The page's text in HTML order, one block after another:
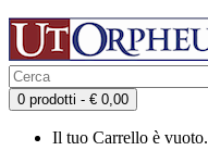
0 prodotti - € 0,00
Il tuo Carrello è vuoto.